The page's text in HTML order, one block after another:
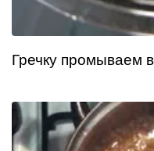
Гречку промываем